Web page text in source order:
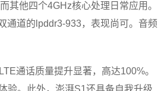
其他四个4GHz核心处理日常应用。
通道的lpddr3-933，表现尚可。音频
通话质量提升显著，高达100%。
验。此外，澎湃S1还具备自我升级